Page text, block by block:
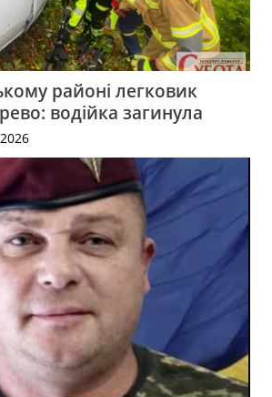
районі легковик
водійка загинула